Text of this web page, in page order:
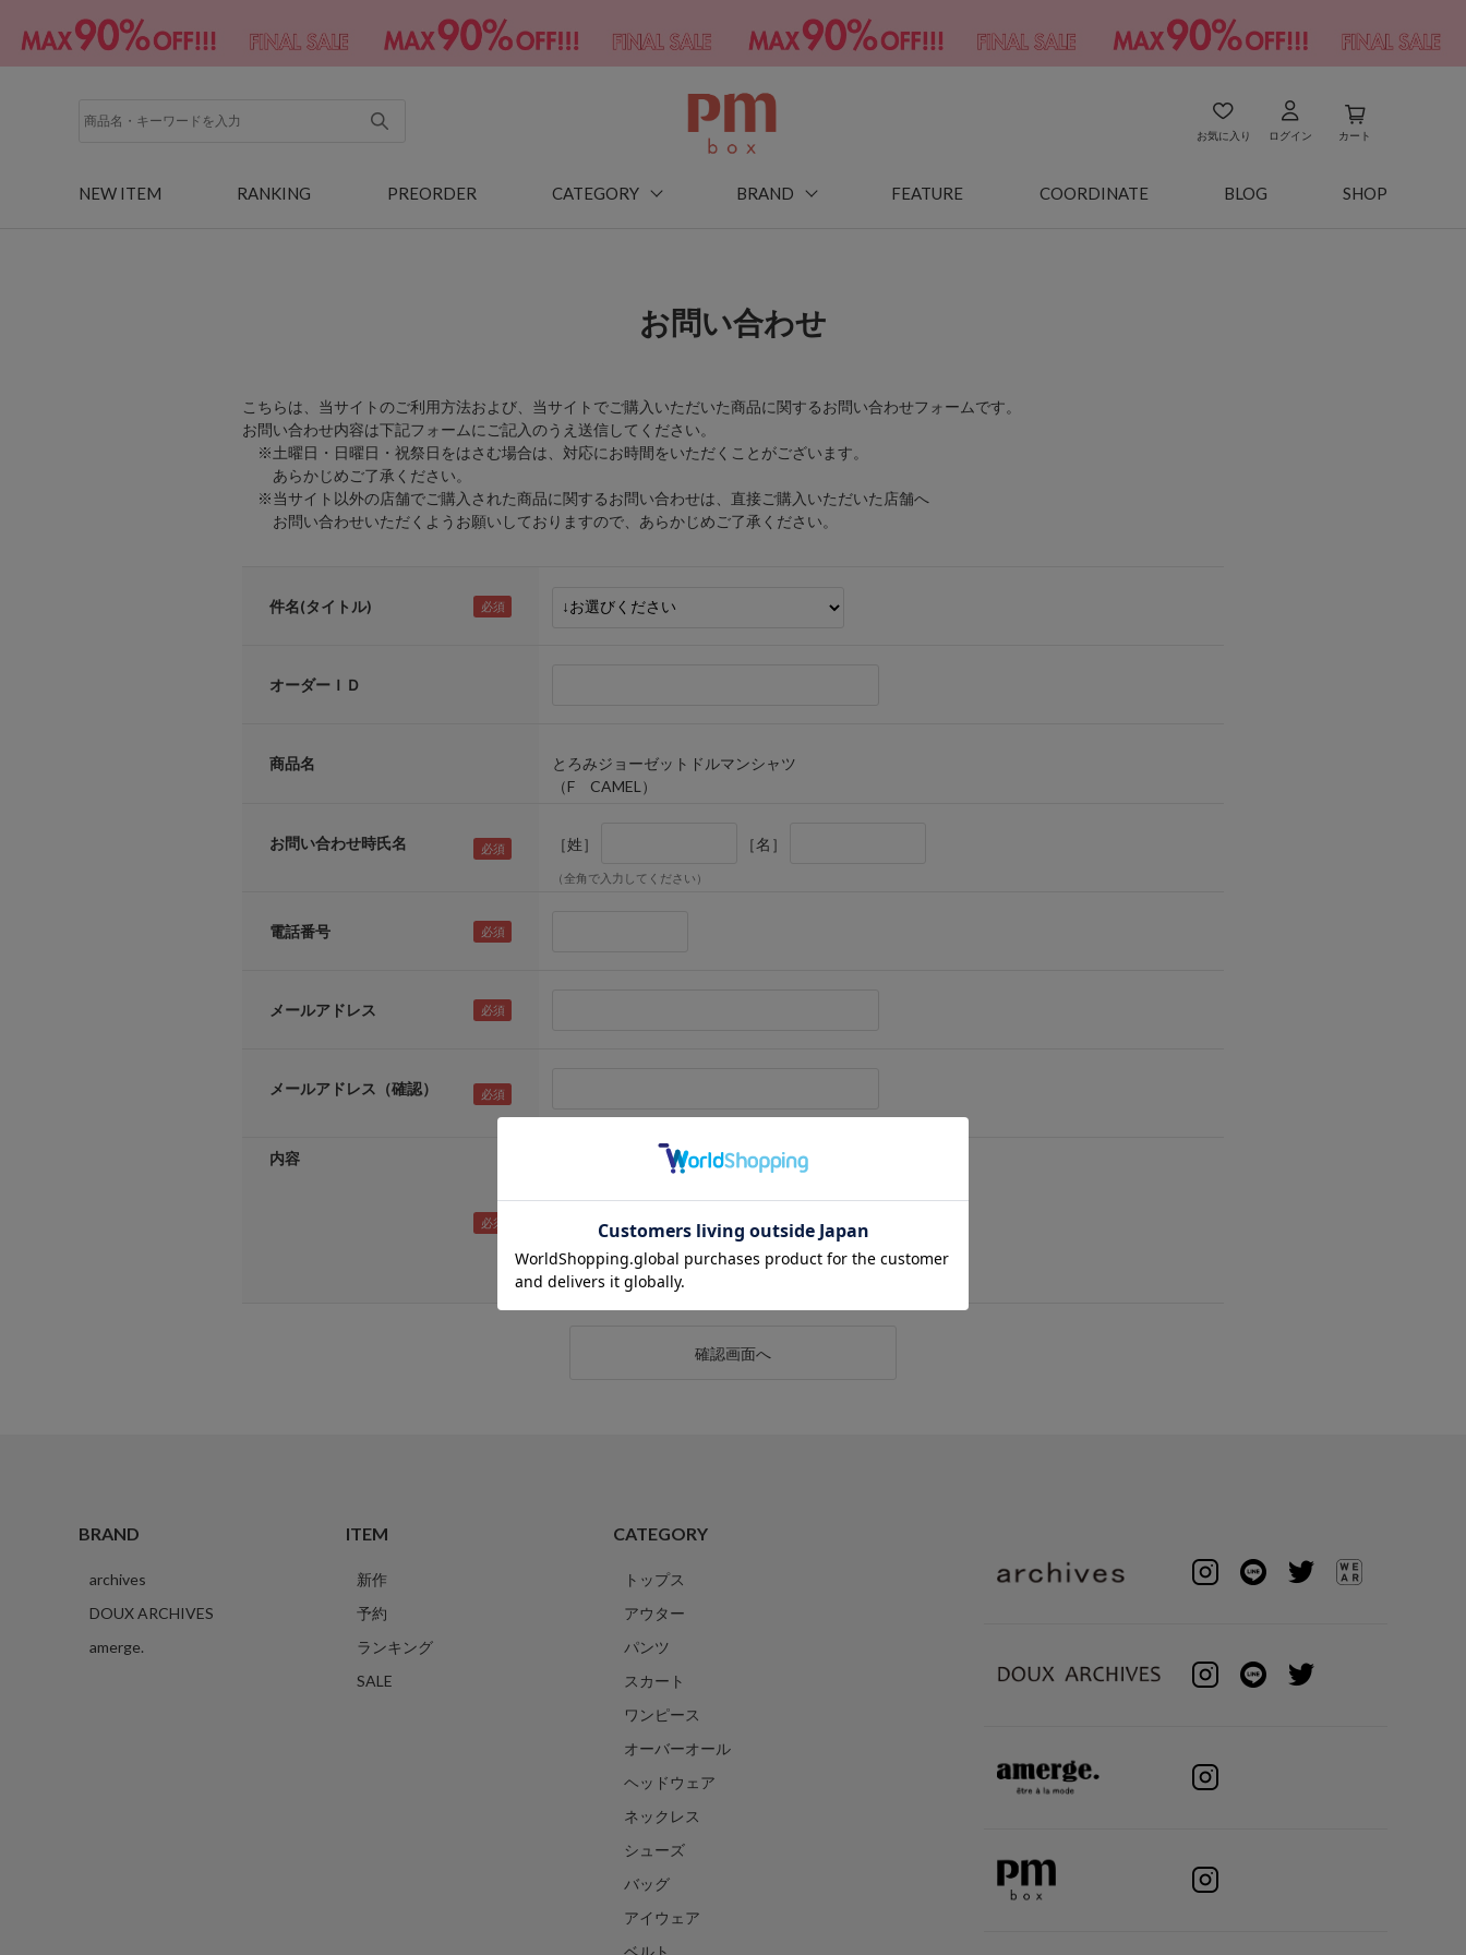
お気に入り ログイン カート
NEW ITEM RANKING PREORDER CATEGORY BRAND FEATURE COORDINATE BLOG SHOP
お問い合わせ
こちらは、当サイトのご利用方法および、当サイトでご購入いただいた商品に関するお問い合わせフォームです。
お問い合わせ内容は下記フォームにご記入のうえ送信してください。
※土曜日・日曜日・祝祭日をはさむ場合は、対応にお時間をいただくことがございます。
あらかじめご了承ください。
※当サイト以外の店舗でご購入された商品に関するお問い合わせは、直接ご購入いただいた店舗へ
お問い合わせいただくようお願いしておりますので、あらかじめご了承ください。
件名(タイトル)
オーダーＩＤ
商品名
とろみジョーゼットドルマンシャツ
（F CAMEL）
お問い合わせ時氏名 ［姓］ ［名］
（全角で入力してください）
電話番号
メールアドレス
メールアドレス（確認）
内容
BRAND
archives
DOUX ARCHIVES
amerge.
ITEM
新作
予約
ランキング
SALE
CATEGORY
トップス
アウター
パンツ
スカート
ワンピース
オーバーオール
ヘッドウェア
ネックレス
シューズ
バッグ
アイウェア
ベルト